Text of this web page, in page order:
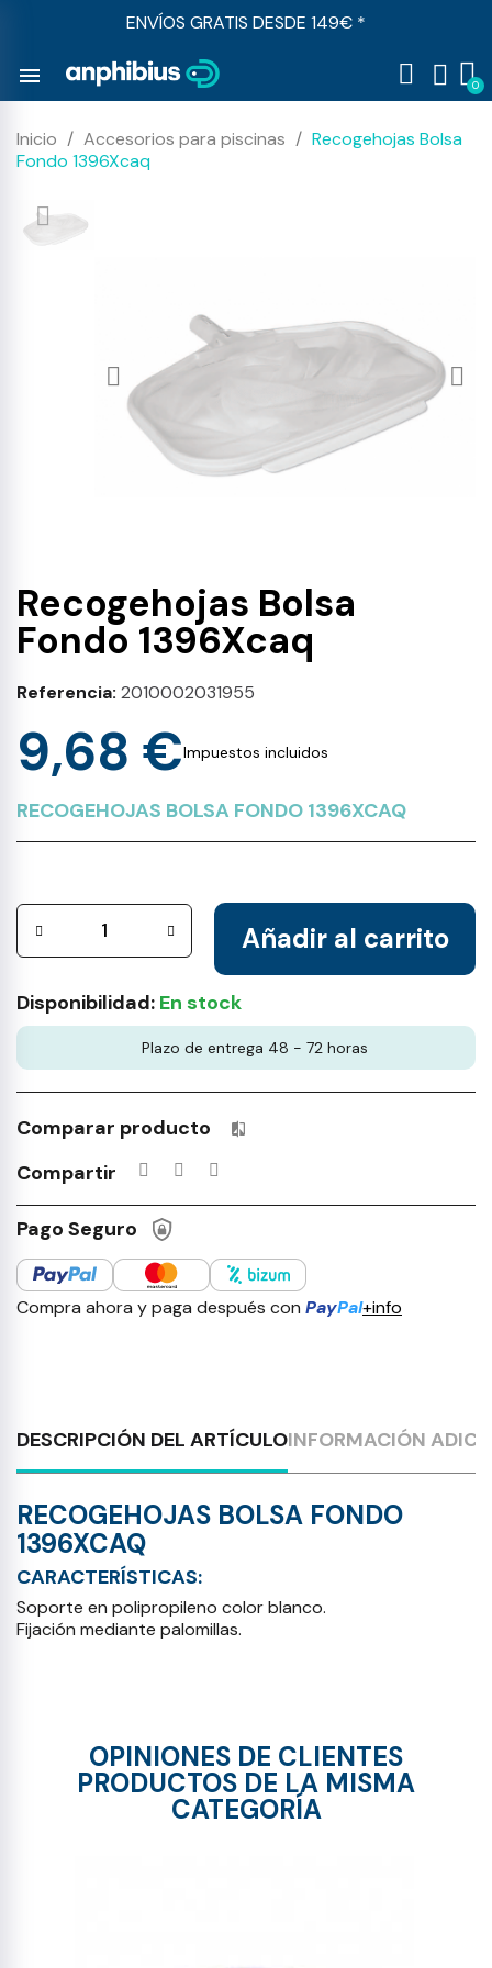
ENVÍOS GRATIS DESDE 149€ *
menu
Inicio Accesorios para piscinas
Recogehojas Bolsa
Fondo 1396Xcaq
Recogehojas Bolsa
Fondo 1396Xcaq
Referencia 2010002031955
9,68 €Impuestos incluidos
RECOGEHOJAS BOLSA FONDO 1396XCAQ
Añadir al carrito
Disponibilidad: En stock
Plazo de entrega 48 - 72 horas
Comparar producto Productos incluidos en tu lista
Compartir
Pago Seguro
Compra ahora y paga después con PayPal+info
DESCRIPCIÓN DEL ARTÍCULOINFORMACIÓN
RECOGEHOJAS BOLSA FONDO
1396XCAQ
CARACTERÍSTICAS:
Soporte en polipropileno color blanco.
Fijación mediante palomillas.
OPINIONES DE CLIENTES
PRODUCTOS DE LA MISMA
CATEGORÍA